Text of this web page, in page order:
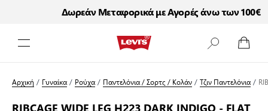
Δωρεάν Μεταφορικά με Αγορές άνω των 100€
Αρχική / Γυναίκα/ Ρούχα/ Παντελόνια / Σορτς / Κολάν/Τζιν Παντελόνια/
RIBCAGE WIDE LEG H223 DARK INDIGO - FLAT